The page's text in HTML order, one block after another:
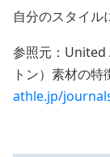
自分のスタイル
参照元：United
トン）素材の特
athle.jp/